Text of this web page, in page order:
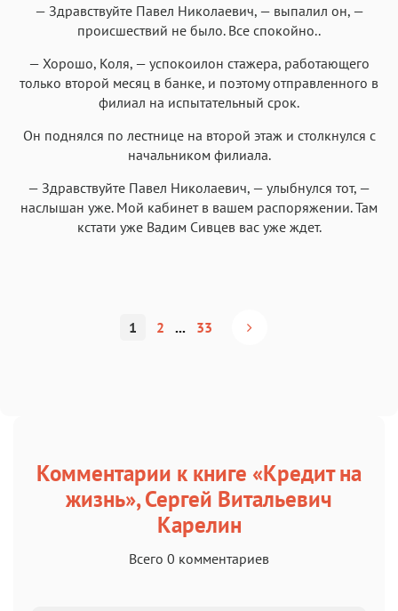
— Здравствуйте Павел Николаевич, — выпалил он, —
происшествий не было. Все спокойно..
— Хорошо, Коля, — успокоилон стажера, работающего
только второй месяц в банке, и поэтому отправленного в
филиал на испытательный срок.
Он поднялся по лестнице на второй этаж и столкнулся с
начальником филиала.
— Здравствуйте Павел Николаевич, — улыбнулся тот, —
наслышан уже. Мой кабинет в вашем распоряжении. Там
кстати уже Вадим Сивцев вас уже ждет.
1 2 ... 33
Комментарии к книге «Кредит на
жизнь», Сергей Витальевич
Карелин
Всего 0 комментариев